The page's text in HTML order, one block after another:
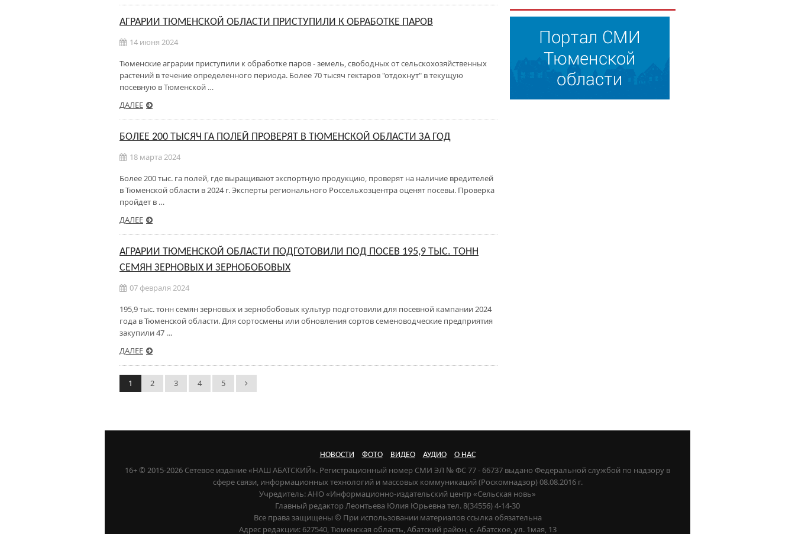
АГРАРИИ ТЮМЕНСКОЙ ОБЛАСТИ ПРИСТУПИЛИ К ОБРАБОТКЕ ПАРОВ
14 июня 2024
Тюменские аграрии приступили к обработке паров - земель, свободных от сельскохозяйственных
растений в течение определенного периода. Более 70 тысяч гектаров "отдохнут" в текущую
посевную в Тюменской …
ДАЛЕЕ
БОЛЕЕ 200 ТЫСЯЧ ГА ПОЛЕЙ ПРОВЕРЯТ В ТЮМЕНСКОЙ ОБЛАСТИ ЗА ГОД
18 марта 2024
Более 200 тыс. га полей, где выращивают экспортную продукцию, проверят на наличие вредителей
в Тюменской области в 2024 г. Эксперты регионального Россельхозцентра оценят посевы. Проверка
пройдет в …
ДАЛЕЕ
АГРАРИИ ТЮМЕНСКОЙ ОБЛАСТИ ПОДГОТОВИЛИ ПОД ПОСЕВ 195,9 ТЫС. ТОНН
СЕМЯН ЗЕРНОВЫХ И ЗЕРНОБОБОВЫХ
07 февраля 2024
195,9 тыс. тонн семян зерновых и зернобобовых культур подготовили для посевной кампании 2024
года в Тюменской области. Для сортосмены или обновления сортов семеноводческие предприятия
закупили 47 …
ДАЛЕЕ
1 2 3 4 5
НОВОСТИ ФОТО ВИДЕО АУДИО О НАС
16+ © 2015-2026 Сетевое издание «НАШ АБАТСКИЙ». Регистрационный номер СМИ ЭЛ № ФС 77 - 66737 выдано Федеральной службой по надзору в
сфере связи, информационных технологий и массовых коммуникаций (Роскомнадзор) 08.08.2016 г.
Учредитель: АНО «Информационно-издательский центр «Сельская новь»
Главный редактор Леонтьева Юлия Юрьевна тел. 8(34556) 4-14-30
Все права защищены © При использовании материалов ссылка обязательна
Адрес редакции: 627540, Тюменская область, Абатский район, с. Абатское, ул. 1мая, 13